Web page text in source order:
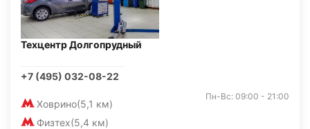
Техцентр Долгопрудный
+7 (495) 032-08-22
Ховрино(5,1 км)
Физтех(5,4 км)
Пн-Вс: 09:00 - 21:00